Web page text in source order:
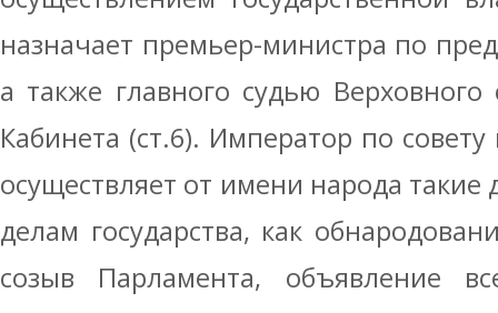
назначает премьер-министра по
а также главного судью
Кабинета (ст.6). Император по
осуществляет от имени народа такие
делам государства, как
созыв Парламента, объявление